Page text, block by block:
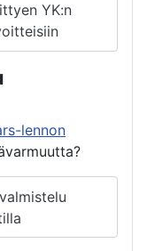
YK:n
lennon